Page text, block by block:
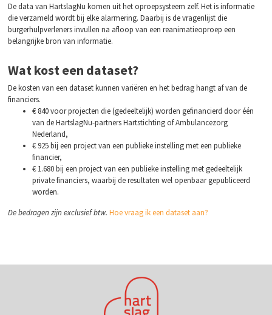
De data van HartslagNu komen uit het oproepsysteem zelf. Het is informatie
die verzameld wordt bij elke alarmering. Daarbij is de vragenlijst die
burgerhulpverleners invullen na afloop van een reanimatieoproep een
belangrijke bron van informatie.
Wat kost een dataset?
De kosten van een dataset kunnen variëren en het bedrag hangt af van de
financiers.
€ 840 voor projecten die (gedeeltelijk) worden gefinancierd door één
van de HartslagNu-partners Hartstichting of Ambulancezorg
Nederland,
€ 925 bij een project van een publieke instelling met een publieke
financier,
€ 1.680 bij een project van een publieke instelling met gedeeltelijk
private financiers, waarbij de resultaten wel openbaar gepubliceerd
worden.
De bedragen zijn exclusief btw. Hoe vraag ik een dataset aan?